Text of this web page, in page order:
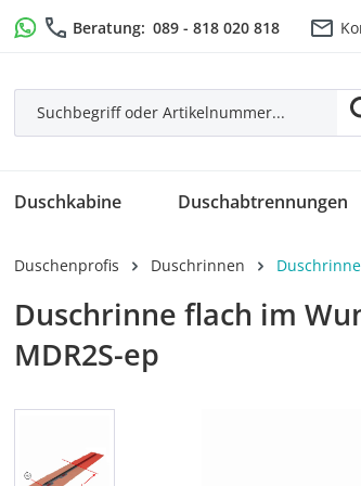
Hauptinhalt springen
Zur Suche springen
Zur Hauptnavigation springen
Beratung: 089 - 818 020 818
Duschkabine Duschabtrennungen
Duschenprofis Duschrinnen
Duschrinne flach im
MDR2S-ep